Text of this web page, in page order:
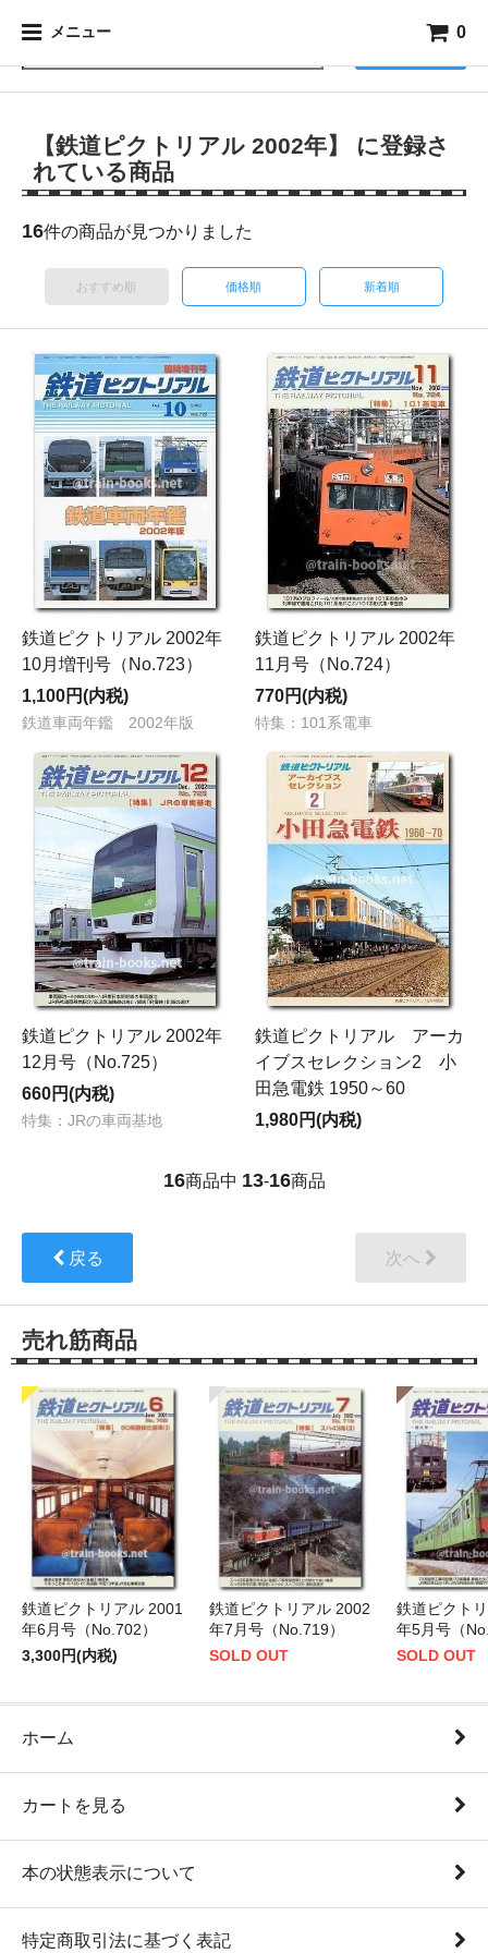
メニュー 0
【鉄道ピクトリアル 2002年】 に登録さ
れている商品
16件の商品が見つかりました
おすすめ順 価格順 新着順
鉄道ピクトリアル 2002年
10月増刊号（No.723）
1,100円(内税)
鉄道車両年鑑 2002年版
鉄道ピクトリアル 2002年
11月号（No.724）
770円(内税)
特集：101系電車
鉄道ピクトリアル 2002年
12月号（No.725）
660円(内税)
特集：JRの車両基地
鉄道ピクトリアル アーカ
イブスセレクション2 小
田急電鉄 1950～60
1,980円(内税)
16商品中 13-16商品
戻る 次へ
売れ筋商品
鉄道ピクトリアル 2001
年6月号（No.702）
3,300円(内税)
鉄道ピクトリアル 2002
年7月号（No.719）
SOLD OUT
鉄道ピクト
年5月号（
SOLD OUT
ホーム
カートを見る
本の状態表示について
特定商取引法に基づく表記